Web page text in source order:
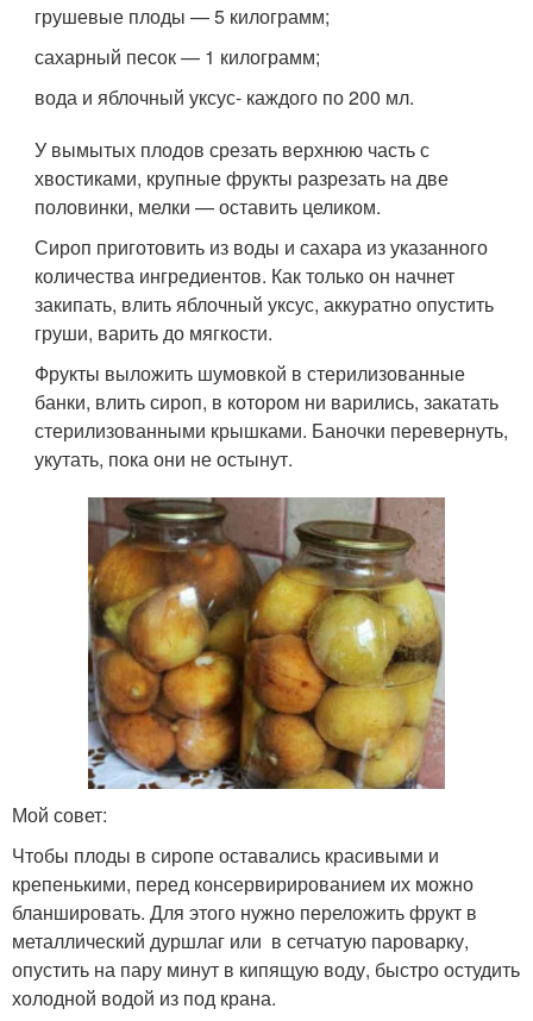
грушевые плоды — 5 килограмм;
сахарный песок — 1 килограмм;
вода и яблочный уксус- каждого по 200 мл.
У вымытых плодов срезать верхнюю часть с
хвостиками, крупные фрукты разрезать на две
половинки, мелки — оставить целиком.
Сироп приготовить из воды и сахара из указанного
количества ингредиентов. Как только он начнет
закипать, влить яблочный уксус, аккуратно опустить
груши, варить до мягкости.
Фрукты выложить шумовкой в стерилизованные
банки, влить сироп, в котором ни варились, закатать
стерилизованными крышками. Баночки перевернуть,
укутать, пока они не остынут.
Мой совет:
Чтобы плоды в сиропе оставались красивыми и
крепенькими, перед консервирированием их можно
бланшировать. Для этого нужно переложить фрукт в
металлический дуршлаг или в сетчатую пароварку,
опустить на пару минут в кипящую воду, быстро остудить
холодной водой из под крана.